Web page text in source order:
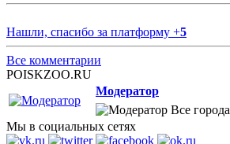
Нашли, спасибо за платформу +5
Все комментарии
POISKZOO.RU
Модератор
Все города
Мы в социальных сетях